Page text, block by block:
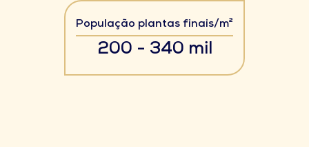
População plantas finais/m²
200 - 340 mil